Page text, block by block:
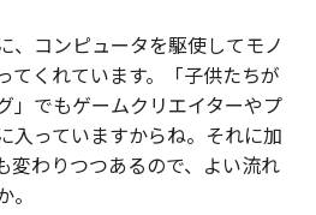
、コンピュータを駆使してモノ
てくれています。「子供たちが
」でもゲームクリエイターやプ
入っていますからね。それに加
変わりつつあるので、よい流れ